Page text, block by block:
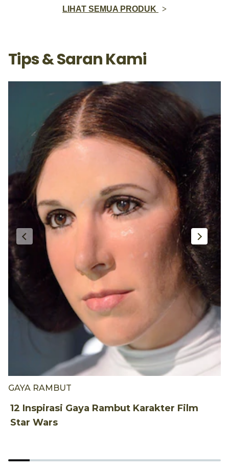
LIHAT SEMUA PRODUK
Tips & Saran Kami
GAYA RAMBUT
12 Inspirasi Gaya Rambut Karakter Film
Star Wars